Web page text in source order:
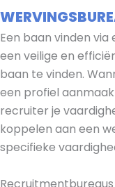
Een baan vinden
een veilige en
baan te vinden.
een profiel
recruiter je
koppelen aan een
specifieke